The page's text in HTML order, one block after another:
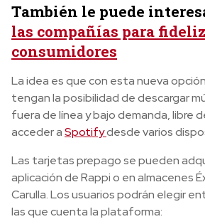
También le puede
las compañías para
consumidores
La idea es que con esta nueva
tengan la posibilidad de descargar
fuera de línea y bajo demanda, libre
acceder aSpotifydesde varios
Las tarjetas prepago se pueden
aplicación de Rappi o en almacenes
Carulla. Los usuarios podrán elegir
las que cuenta la plataforma: